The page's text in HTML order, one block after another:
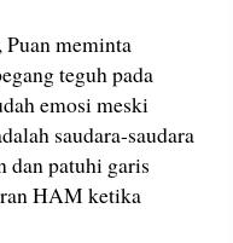
meminta
teguh pada
emosi meski
saudara-saudara
dan patuhi garis
HAM ketika